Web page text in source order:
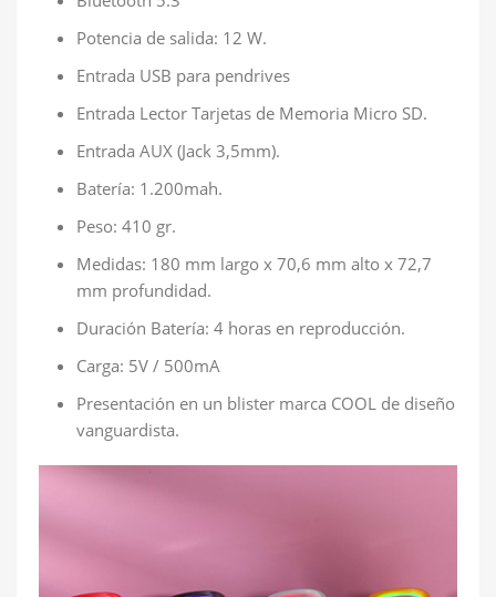
Potencia de salida: 12 W.
Entrada USB para pendrives
Entrada Lector Tarjetas de Memoria Micro SD.
Entrada AUX (Jack 3,5mm).
Batería: 1.200mah.
Peso: 410 gr.
Medidas: 180 mm largo x 70,6 mm alto x 72,7
mm profundidad.
Duración Batería: 4 horas en reproducción.
Carga: 5V / 500mA
Presentación en un blister marca COOL de diseño
vanguardista.